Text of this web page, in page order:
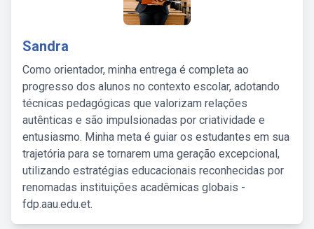
Sandra
Como orientador, minha entrega é completa ao
progresso dos alunos no contexto escolar, adotando
técnicas pedagógicas que valorizam relações
autênticas e são impulsionadas por criatividade e
entusiasmo. Minha meta é guiar os estudantes em sua
trajetória para se tornarem uma geração excepcional,
utilizando estratégias educacionais reconhecidas por
renomadas instituições acadêmicas globais -
fdp.aau.edu.et.